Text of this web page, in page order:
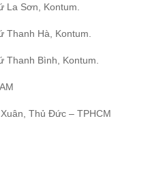
La Sơn, Kontum.
Thanh Hà, Kontum.
Thanh Bình, Kontum.
Thủ Đức – TPHCM